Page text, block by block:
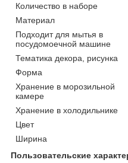
Количество в наборе
Материал
Подходит для мытья в
посудомоечной машине
Тематика декора, рисунка
Форма
Хранение в морозильной
камере
Хранение в холодильнике
Цвет
Ширина
Пользовательские